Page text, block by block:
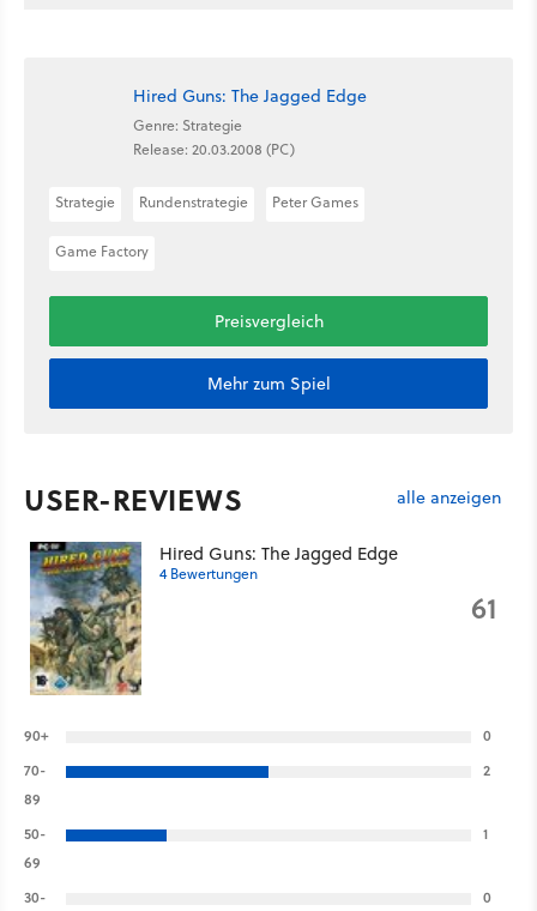
Hired Guns: The Jagged Edge
Genre: Strategie
Release: 20.03.2008 (PC)
Strategie Rundenstrategie Peter Games
Game Factory
Preisvergleich
Mehr zum Spiel
USER-REVIEWS alle anzeigen
Hired Guns: The Jagged Edge
4 Bewertungen
61
90+
0
70-
89
2
50-
69
1
30-
0